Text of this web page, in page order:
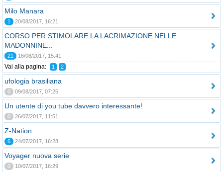
Milo Manara
1 20/08/2017, 16:21
CORSO PER STIMOLARE LA LACRIMAZIONE NELLE
MADONNINE...
21 16/08/2017, 15:41
Vai alla pagina: 1 2
ufologia brasiliana
0 09/08/2017, 07:25
Un utente di you tube davvero interessante!
0 26/07/2017, 11:51
Z-Nation
6 24/07/2017, 16:28
Voyager nuova serie
0 10/07/2017, 16:29